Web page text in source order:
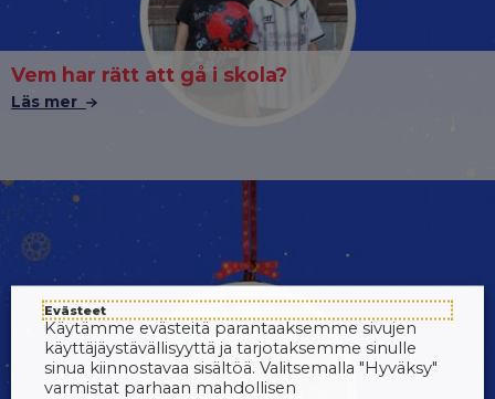
Vem har rätt att gå i skola?
Läs mer
Evästeet
Käytämme evästeitä parantaaksemme sivujen
käyttäjäystävällisyyttä ja tarjotaksemme sinulle
sinua kiinnostavaa sisältöä. Valitsemalla "Hyväksy"
varmistat parhaan mahdollisen